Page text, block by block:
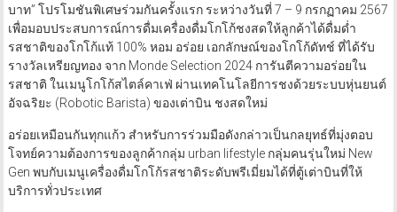
บาท” โปรโมชันพิเศษร่วมกันครั้งแรก ระหว่างวันที่ 7 – 9 กรกฏาคม 2567
เพื่อมอบประสบการณ์การดื่มเครื่องดื่มโกโก้ชงสดให้ลูกค้าได้ดื่มด่ำ
รสชาติของโกโก้แท้ 100% หอม อร่อย เอกลักษณ์ของโกโก้ดัทช์ ที่ได้รับ
รางวัลเหรียญทอง จาก Monde Selection 2024 การันตีความอร่อยใน
รสชาติ ในเมนูโกโก้สไตล์คาเฟ่ ผ่านเทคโนโลยีการชงด้วยระบบหุ่นยนต์
อัจฉริยะ (Robotic Barista) ของเต่าบิน ชงสดใหม่
อร่อยเหมือนกันทุกแก้ว สำหรับการร่วมมือดังกล่าวเป็นกลยุทธ์ที่มุ่งตอบ
โจทย์ความต้องการของลูกค้ากลุ่ม urban lifestyle กลุ่มคนรุ่นใหม่ New
Gen พบกับเมนูเครื่องดื่มโกโก้รสชาติระดับพรีเมี่ยมได้ที่ตู้เต่าบินที่ให้
บริการทั่วประเทศ